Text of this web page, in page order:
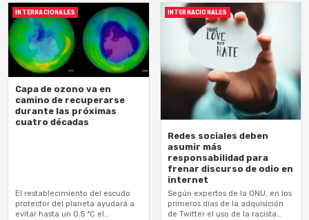
las redes, en particular contra
mujeres periodistas
INTERNACIONALES
Capa de ozono va en
camino de recuperarse
durante las próximas
cuatro décadas
El restablecimiento del escudo
protector del planeta ayudará a
evitar hasta un 0.5 °C el
INTERNACIONALES
Redes sociales deben
asumir más
responsabilidad para
frenar discurso de odio en
internet
Según expertos de la ONU, en los
primeros días de la adquisición
de Twitter el uso de la racista